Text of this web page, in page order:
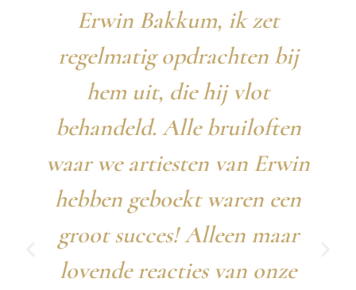
Erwin Bakkum, ik zet
regelmatig opdrachten bij
hem uit, die hij vlot
behandeld. Alle bruiloften
waar we artiesten van Erwin
hebben geboekt waren een
groot succes! Alleen maar
lovende reacties van onze